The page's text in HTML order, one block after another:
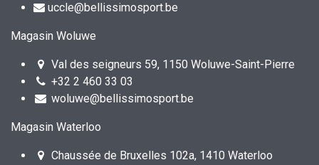
uccle@bellissimosport.be
Magasin Woluwe
Val des seigneurs 59, 1150 Woluwe-Saint-Pierre
+32 2 460 33 03
woluwe@bellissimosport.be
Magasin Waterloo
Chaussée de Bruxelles 102a, 1410 Waterloo